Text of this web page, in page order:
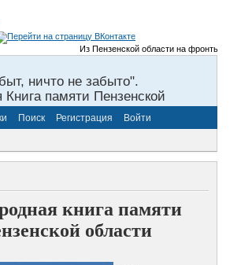
Из Пензенской области на фронты
ничто не забыто".
Книга памяти Пензенской
Поиск Регистрация Войти
книга памяти
области